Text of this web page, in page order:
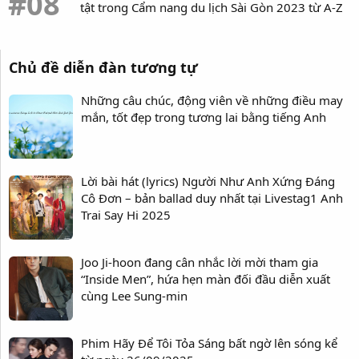
được coi là một bản hit kinh điển của làng nhạc pop thế giới
là dấu ấn không thể phai mờ trong sự nghiệp của Britney
Spears.
4. Dancing Queen
Bài hát Dancing Queen. Nguồn: Internet
của làng nhạc pop thế giới, đồng thời cũng là ca khúc thành
công nhất trong sự nghiệp của nhóm nhạc Thụy Điển ABBA.
Bài hát được thu âm vào tháng 8 năm 1975 và có giai điệu
được lấy cảm hứng từ dòng nhạc disco đang cực thịnh ở thập
niên 1970, tươi sáng, lôi cuốn, và cực kỳ dễ nhảy. Tiếng lướt
tật trong Cẩm nang du lịch Sài Gòn 2023 từ A-Z
Chủ đề diễn đàn tương tự
Những câu chúc, động viên về những điều may
mắn, tốt đẹp trong tương lai bằng tiếng Anh
Lời bài hát (lyrics) Người Như Anh Xứng Đáng
Cô Đơn – bản ballad duy nhất tại Livestag1 Anh
Trai Say Hi 2025
Joo Ji-hoon đang cân nhắc lời mời tham gia
“Inside Men”, hứa hẹn màn đối đầu diễn xuất
cùng Lee Sung-min
Phim Hãy Để Tôi Tỏa Sáng bất ngờ lên sóng kể